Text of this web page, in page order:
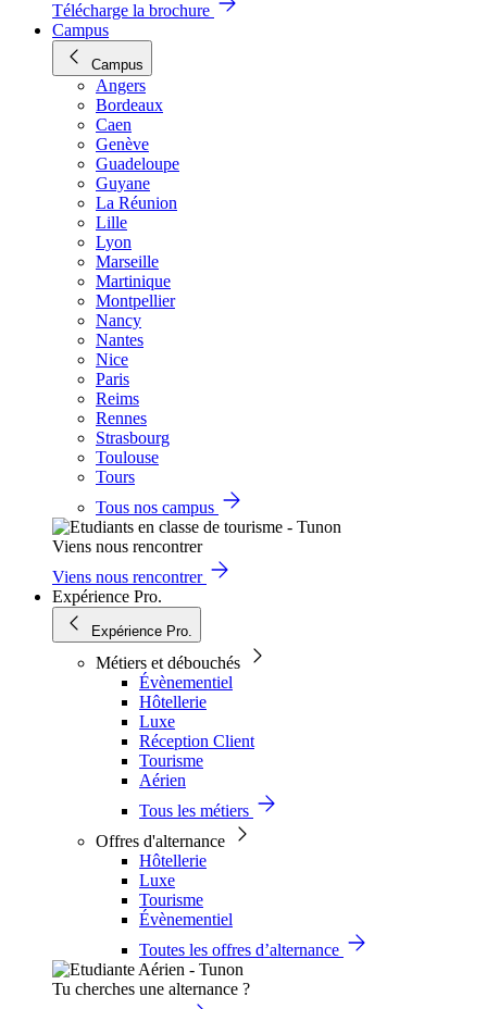
Télécharge la brochure
Campus
Campus
Angers
Bordeaux
Caen
Genève
Guadeloupe
Guyane
La Réunion
Lille
Lyon
Marseille
Martinique
Montpellier
Nancy
Nantes
Nice
Paris
Reims
Rennes
Strasbourg
Toulouse
Tours
Tous nos campus
Viens nous rencontrer
Viens nous rencontrer
Expérience Pro.
Expérience Pro.
Métiers et débouchés
Évènementiel
Hôtellerie
Luxe
Réception Client
Tourisme
Aérien
Tous les métiers
Offres d'alternance
Hôtellerie
Luxe
Tourisme
Évènementiel
Toutes les offres d’alternance
Tu cherches une alternance ?